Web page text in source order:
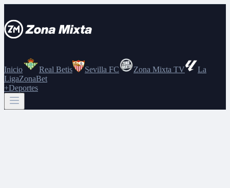
Inicio Real Betis Sevilla FC Zona Mixta TV
La
LigaZonaBet
+Deportes